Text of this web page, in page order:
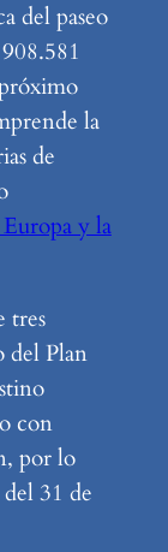
del paseo
la
de
y la
tres
del Plan
con
por lo
31 de